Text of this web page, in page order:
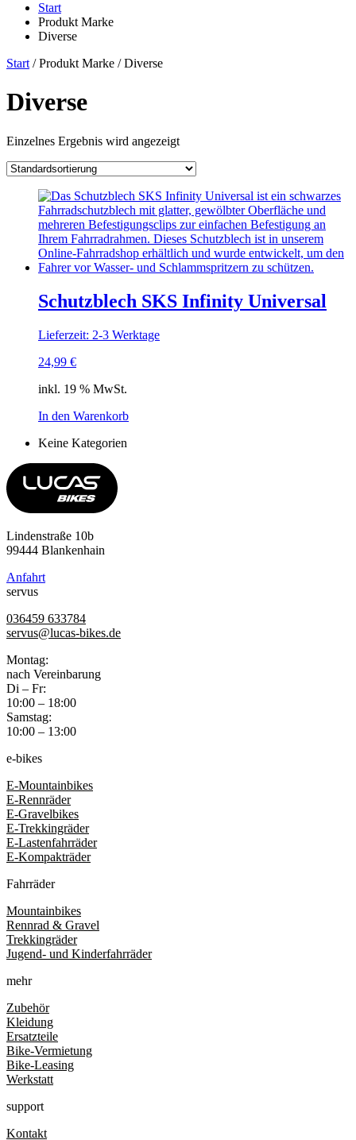
Start
Produkt Marke
Diverse
Start / Produkt Marke / Diverse
Diverse
Einzelnes Ergebnis wird angezeigt
Schutzblech SKS Infinity Universal
Lieferzeit: 2-3 Werktage
24,99 €
inkl. 19 % MwSt.
In den Warenkorb
Keine Kategorien
Lindenstraße 10b
99444 Blankenhain
Anfahrt
servus
036459 633784
servus@lucas-bikes.de
Montag:
nach Vereinbarung
Di – Fr:
10:00 – 18:00
Samstag:
10:00 – 13:00
e-bikes
E-Mountainbikes
E-Rennräder
E-Gravelbikes
E-Trekkingräder
E-Lastenfahrräder
E-Kompakträder
Fahrräder
Mountainbikes
Rennrad & Gravel
Trekkingräder
Jugend- und Kinderfahrräder
mehr
Zubehör
Kleidung
Ersatzteile
Bike-Vermietung
Bike-Leasing
Werkstatt
support
Kontakt